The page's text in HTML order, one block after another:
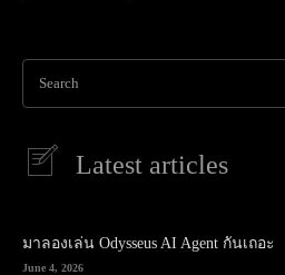
Search
Latest articles
มาลองเล่น Odysseus AI Agent กันเถอะ
June 4, 2026